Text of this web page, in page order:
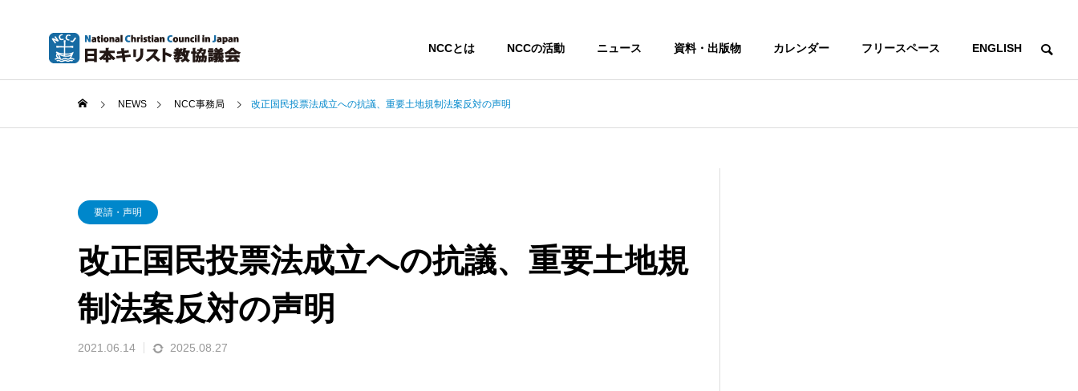
NCCとは NCCの活動 ニュース 資料・出版物 カレンダー フリースペース ENGLISH
NEWS NCC事務局 改正国民投票法成立への抗議、重要土地規制法案反対の声明
要請・声明
改正国民投票法成立への抗議、重要土地規
制法案反対の声明
2021.06.14 2025.08.27